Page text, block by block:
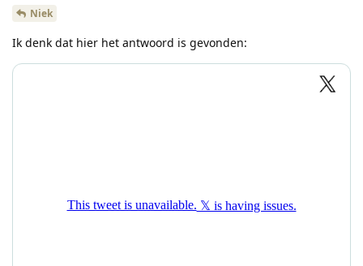
Niek
Ik denk dat hier het antwoord is gevonden: